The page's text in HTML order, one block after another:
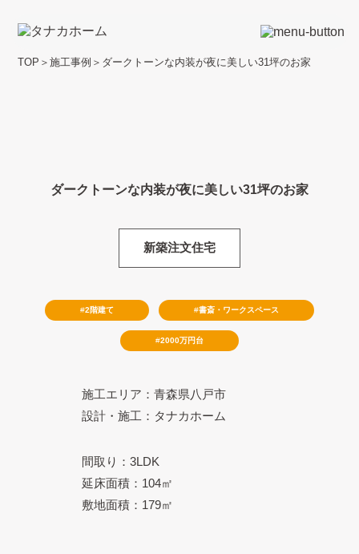
TOP ＞施工事例 ＞ ダークトーンな内装が夜に美しい31坪のお家
ダークトーンな内装が夜に美しい31坪のお家
新築注文住宅
2階建て 書斎・ワークスペース
2000万円台
設計・施工：タナカホーム
施工エリア：青森県八戸市
敷地面積：179㎡
延床面積：104㎡
間取り：3LDK